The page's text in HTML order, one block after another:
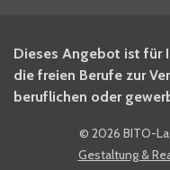
BITO
Ja,
BITO
Dieses Angebot ist für
die freien Berufe zur
beruflichen oder
© 2026 BITO-
Gestaltung &